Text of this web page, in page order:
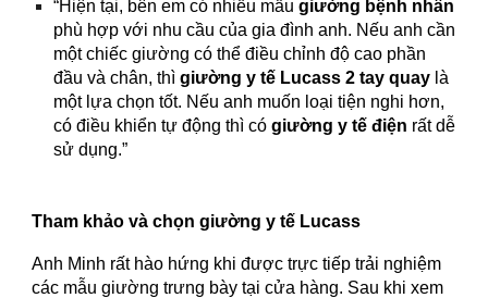
“Hiện tại, bên em có nhiều mẫugiường bệnh nhân
phù hợp với nhu cầu của gia đình anh. Nếu anh cần
một chiếc giường có thể điều chỉnh độ cao phần
đầu và chân, thìgiường y tế Lucass 2 tay quay là
một lựa chọn tốt. Nếu anh muốn loại tiện nghi hơn,
có điều khiển tự động thì cógiường y tế điện rất dễ
sử dụng.”
Tham khảo và chọn giường y tế Lucass
Anh Minh rất hào hứng khi được trực tiếp trải nghiệm
các mẫu giường trưng bày tại cửa hàng. Sau khi xem